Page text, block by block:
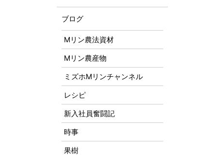
ブログ
Mリン農法資材
Mリン農産物
ミズホMリンチャンネル
レシピ
新入社員奮闘記
時事
果樹